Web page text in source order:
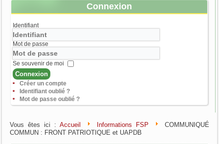
Connexion
Identifiant
Mot de passe
Se souvenir de moi
Connexion
Créer un compte
Identifiant oublié ?
Mot de passe oublié ?
Vous êtes ici : Accueil Informations FSP
COMMUNIQUÉ
COMMUN : FRONT PATRIOTIQUE et UAPDB